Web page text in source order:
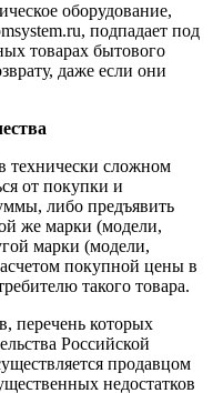
оборудование,
подпадает под
товарах бытового
даже если они
технически сложном
от покупки и
либо предъявить
же марки (модели,
марки (модели,
покупной цены в
такого товара.
перечень которых
Российской
продавцом
недостатков